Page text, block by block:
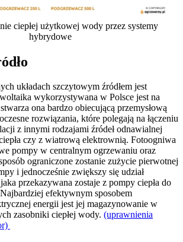
ciepłej użytkowej wody przez systemy
hybrydowe
układach szczytowym źródłem jest
wykorzystywana w Polsce jest na
ona bardzo obiecującą przemysłową
rozwiązania, które polegają na łączeniu
z innymi rodzajami źródeł odnawialnej
czy z wiatrową elektrownią. Fotoogniwa
pompy w centralnym ogrzewaniu oraz
ograniczone zostanie zużycie pierwotnej
i jednocześnie zwiększy się udział
przekazywana zostaje z pompy ciepła do
efektywnym sposobem
energii jest jej magazynowanie w
zasobniki ciepłej wody. (uprawnienia